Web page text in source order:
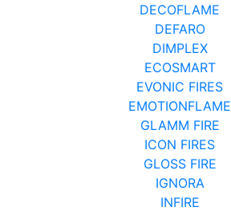
DECOFLAME
DEFARO
DIMPLEX
ECOSMART
EVONIC FIRES
EMOTIONFLAME
GLAMM FIRE
ICON FIRES
GLOSS FIRE
IGNORA
INFIRE